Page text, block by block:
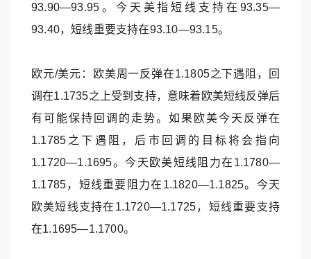
93.90—93.95。今天美指短线支持在93.35—
93.40，短线重要支持在93.10—93.15。
欧元/美元：欧美周一反弹在1.1805之下遇阻，回
调在1.1735之上受到支持，意味着欧美短线反弹后
有可能保持回调的走势。如果欧美今天反弹在
1.1785之下遇阻，后市回调的目标将会指向
1.1720—1.1695。今天欧美短线阻力在1.1780—
1.1785，短线重要阻力在1.1820—1.1825。今天
欧美短线支持在1.1720—1.1725，短线重要支持
在1.1695—1.1700。